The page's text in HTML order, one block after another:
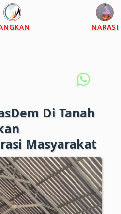
NARASI
Di Tanah
Masyarakat